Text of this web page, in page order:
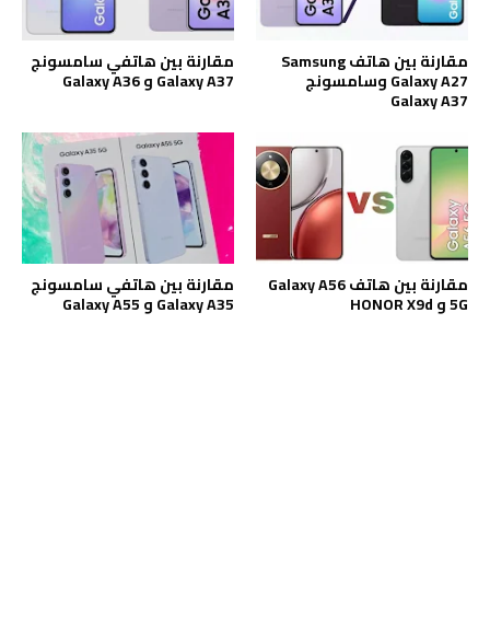
مقارنة بين هاتف Samsung
Galaxy A27 وسامسونج
Galaxy A37
مقارنة بين هاتفي سامسونج
Galaxy A37 و Galaxy A36
مقارنة بين هاتف Galaxy A56
5G و HONOR X9d
مقارنة بين هاتفي سامسونج
Galaxy A35 و Galaxy A55